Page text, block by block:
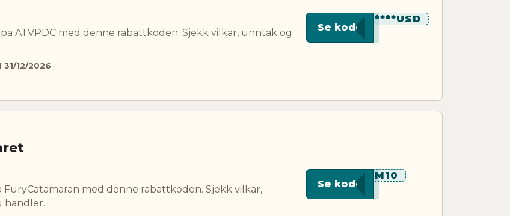
ATVPDC med denne rabattkoden. Sjekk vilkar, unntak og
12/2026
*******USD
Se kode
FuryCatamaran med denne rabattkoden. Sjekk vilkar,
handler.
***M10
Se kode